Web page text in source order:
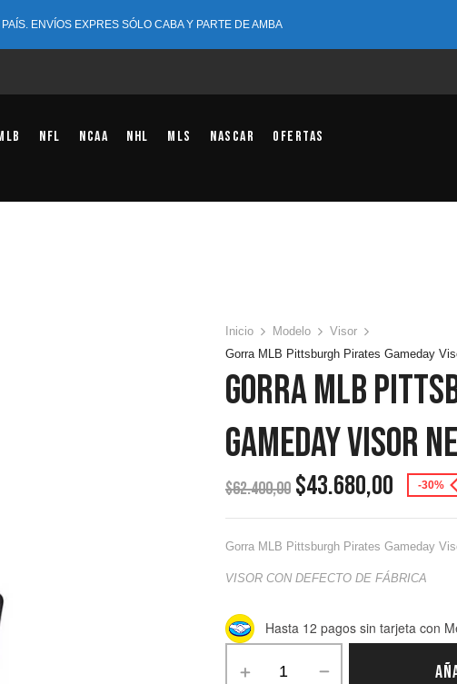
ENVÍOS EXPRES SÓLO CABA Y PARTE DE AMBA
NFL NCAA NHL MLS NASCAR
Ofertas
Inicio Modelo
Visor
Gorra MLB Pittsburgh Pirates Gameday
Gorra MLB
Gameday Visor
$62.400,00 $43.680,00 -30%
Gorra MLB Pittsburgh Pirates Gameday
VISOR CON DEFECTO DE FÁBRICA
Hasta 12 pagos sin tarjetacon